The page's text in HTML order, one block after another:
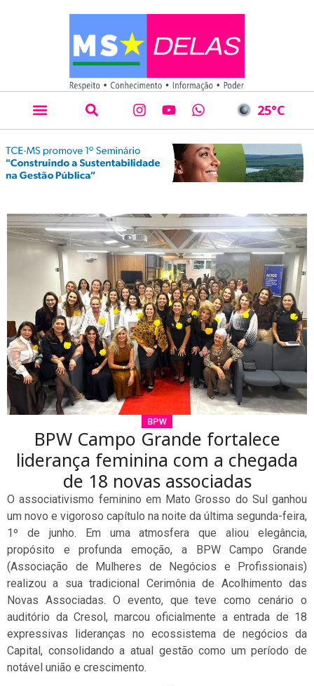
25°C
BPW
BPW Campo Grande fortalece
liderança feminina com a chegada
de 18 novas associadas
O associativismo feminino em Mato Grosso do Sul ganhou
um novo e vigoroso capítulo na noite da última segunda-feira,
1º de junho. Em uma atmosfera que aliou elegância,
propósito e profunda emoção, a BPW Campo Grande
(Associação de Mulheres de Negócios e Profissionais)
realizou a sua tradicional Cerimônia de Acolhimento das
Novas Associadas. O evento, que teve como cenário o
auditório da Cresol, marcou oficialmente a entrada de 18
expressivas lideranças no ecossistema de negócios da
Capital, consolidando a atual gestão como um período de
notável união e crescimento.